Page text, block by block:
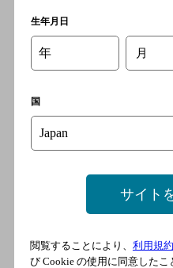
[
[
通
生年月日
年 月
国
サイト
閲覧することにより、 利用規約
び Cookie の使用に同意したこ